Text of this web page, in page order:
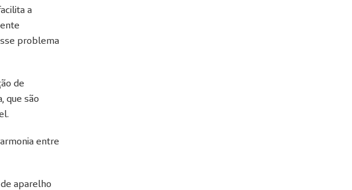
a
problema
de
que são
entre
aparelho